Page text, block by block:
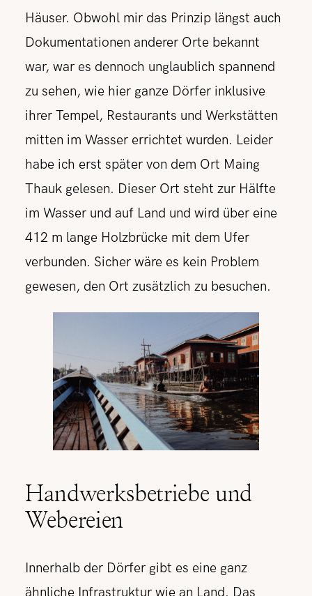
Häuser. Obwohl mir das Prinzip längst auch
Dokumentationen anderer Orte bekannt
war, war es dennoch unglaublich spannend
zu sehen, wie hier ganze Dörfer inklusive
ihrer Tempel, Restaurants und Werkstätten
mitten im Wasser errichtet wurden. Leider
habe ich erst später von dem Ort Maing
Thauk gelesen. Dieser Ort steht zur Hälfte
im Wasser und auf Land und wird über eine
412 m lange Holzbrücke mit dem Ufer
verbunden. Sicher wäre es kein Problem
gewesen, den Ort zusätzlich zu besuchen.
Handwerksbetriebe und
Webereien
Innerhalb der Dörfer gibt es eine ganz